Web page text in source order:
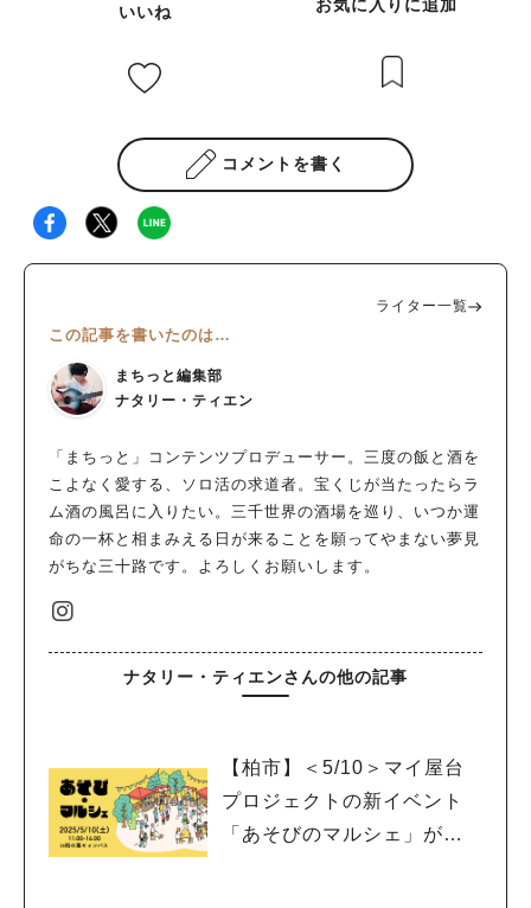
いいね お気に入りに追加
コメントを書く
ライター一覧
この記事を書いたのは…
まちっと編集部
ナタリー・ティエン
「まちっと」コンテンツプロデューサー。三度の飯と酒を
こよなく愛する、ソロ活の求道者。宝くじが当たったらラ
ム酒の風呂に入りたい。三千世界の酒場を巡り、いつか運
命の一杯と相まみえる日が来ることを願ってやまない夢見
がちな三十路です。よろしくお願いします。
ナタリー・ティエンさんの他の記事
【柏市】＜5/10＞マイ屋台
プロジェクトの新イベント
「あそびのマルシェ」が登